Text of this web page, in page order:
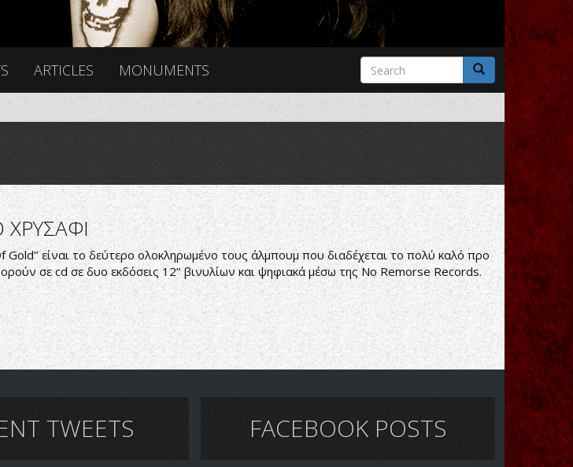
ARTICLES MONUMENTS
Search
form
Search
ΧΡΥΣΑΦΙ
είναι το δεύτερο ολοκληρωμένο τους άλμπουμ που διαδέχεται το πολύ καλό προ
σε cd σε δυο εκδόσεις 12’’ βινυλίων και ψηφιακά μέσω της No Remorse Records.
TWEETS FACEBOOK POSTS